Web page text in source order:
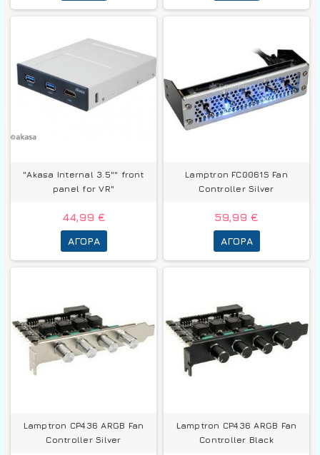
"Akasa Internal 3.5"" front
panel for VR"
44,99 €
ΑΓΟΡΆ
Lamptron FC0061S Fan
Controller Silver
59,99 €
ΑΓΟΡΆ
Lamptron CP436 ARGB Fan
Controller Silver
Lamptron CP436 ARGB Fan
Controller Black